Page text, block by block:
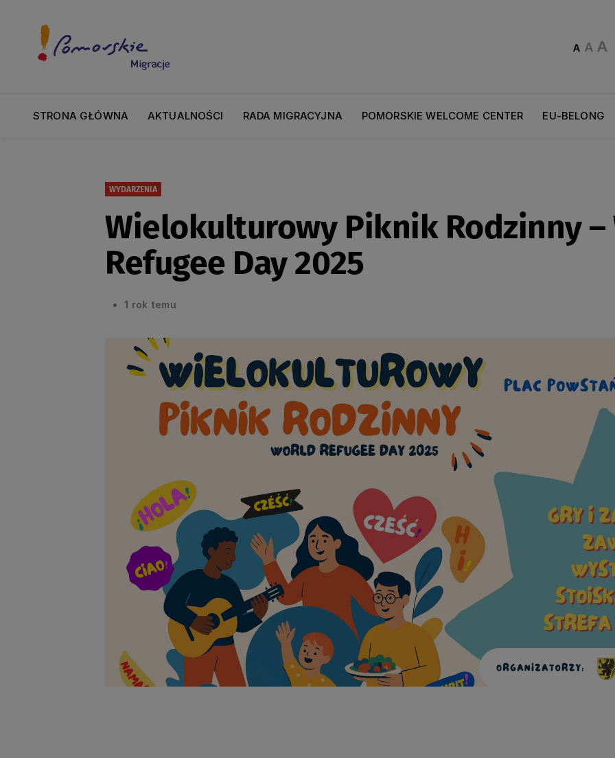
STRONA GŁÓWNA AKTUALNOŚCI RADA MIGRACYJNA POMORSKIE WELCOME CENTER EU-BELONG
WYDARZENIA
Wielokulturowy Piknik Rodzinny –
Refugee Day 2025
1 rok temu